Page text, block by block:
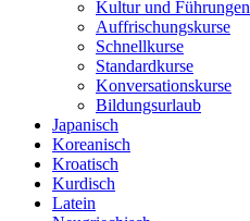
Kultur und Führungen
Auffrischungskurse
Schnellkurse
Standardkurse
Konversationskurse
Bildungsurlaub
Japanisch
Koreanisch
Kroatisch
Kurdisch
Latein